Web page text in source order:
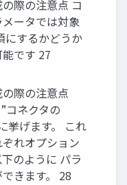
際の注意点 コ
ータでは対象
にするかどうか
です 27
際の注意点
コネクタの
挙げます。 これ
れオプション
のように パラ
きます。 28